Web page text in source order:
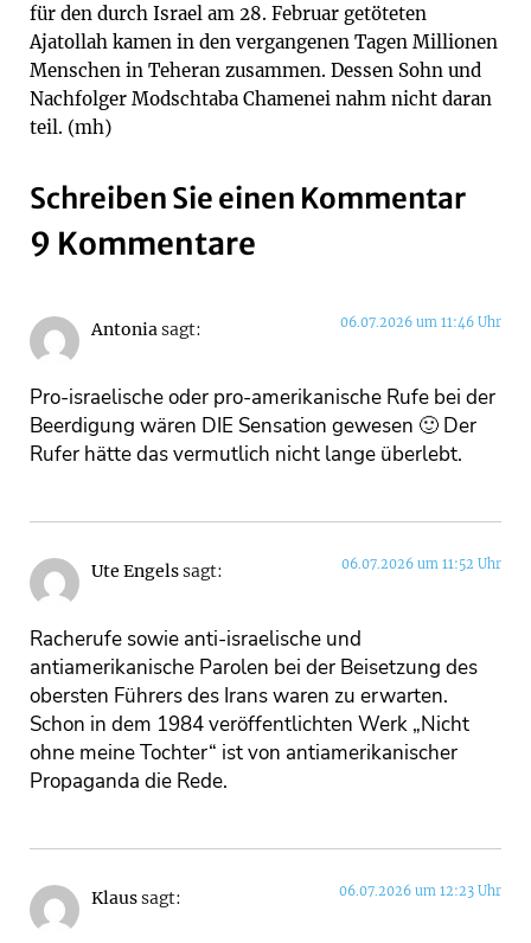
für den durch Israel am 28. Februar getöteten
Ajatollah kamen in den vergangenen Tagen Millionen
Menschen in Teheran zusammen. Dessen Sohn und
Nachfolger Modschtaba Chamenei nahm nicht daran
teil. (mh)
Schreiben Sie einen Kommentar
9 Kommentare
Antoniasagt: 06.07.2026 um 11:46 Uhr
Pro-israelische oder pro-amerikanische Rufe bei der
Beerdigung wären DIE Sensation gewesen 🙂 Der
Rufer hätte das vermutlich nicht lange überlebt.
Ute Engelssagt: 06.07.2026 um 11:52 Uhr
Racherufe sowie anti-israelische und
antiamerikanische Parolen bei der Beisetzung des
obersten Führers des Irans waren zu erwarten.
Schon in dem 1984 veröffentlichten Werk „Nicht
ohne meine Tochter“ ist von antiamerikanischer
Propaganda die Rede.
Klaussagt: 06.07.2026 um 12:23 Uhr